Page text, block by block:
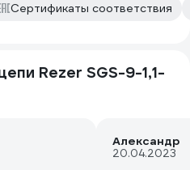
Сертификаты соответствия
Rezer SGS-9-1,1-
Александр
20.04.2023